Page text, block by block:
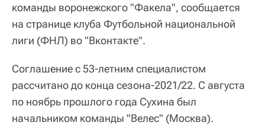
команды воронежского "Факела", сообщается
на странице клуба Футбольной национальной
лиги (ФНЛ) во "Вконтакте".
Соглашение с 53-летним специалистом
рассчитано до конца сезона-2021/22. С августа
по ноябрь прошлого года Сухина был
начальником команды "Велес" (Москва).